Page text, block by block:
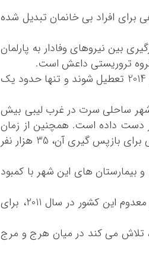
برای افراد بی خانمان تبدیل شده
بین نیروهای وفادار به پارلمان
تروریستی داعش است.
خشونت و درگیری در لیبی باعث شده اکثر مدارس شهر بنغازی در نیمه سال 2014 تعطیل شوند و تنها حدود یک
شهر ساحلی سرت در غرب لیبی بیش
دست داده است. همچنین از زمان
حمله نیروهای وفادار به دولت وفاق ملی لیبی به شهر سرت در ماه آوریل و می برای بازپس گیری آن، 35 هزار نفر
های این شهر با کمبود
شبه نظامیان رقیب در لیبی از زمان سرنگونی حکومت معمر قذافی دیکتاتور معدوم این کشور در سال 2011، برای
تلاش می کند در میان هرج و مرج